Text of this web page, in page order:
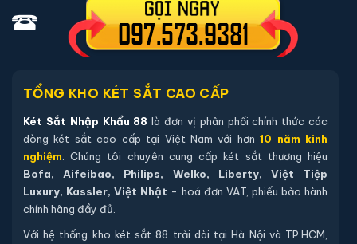
Sách hướng dẫn sử dụng tiếng Việt.
Phiếu bảo hành chính hãng (kích hoạt online qua mã sản
Hướng dẫn mua Két sắt Welko KCC-
VTW-120 vân tay chính hãng
Mua hàng tại két sắt nhập khẩu 88 bạn có thể
chon lựa những cách sau:
Cách 1: Bạn chọn sản phẩm và ấn vào mua hàng hệ
thống sẽ chuyển đến trang checkout. Ở trang check
TỔNG KHO KÉT SẮT CAO CẤP
Két Sắt Nhập Khẩu 88 là đơn vị phân phối chính thức các
dòng két sắt cao cấp tại Việt Nam với hơn10 năm kinh
nghiệm . Chúng tôi chuyên cung cấp két sắt thương hiệu
Bofa, Aifeibao, Philips, Welko, Liberty, Việt Tiệp
Luxury, Kassler, Việt Nhật - hoá đơn VAT, phiếu bảo hành
chính hãng đầy đủ.
Với hệ thống kho két sắt 88 trải dài tại Hà Nội và TP.HCM,